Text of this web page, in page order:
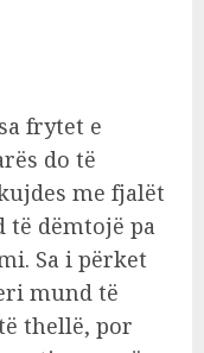
frytet e
do të
me fjalët
të dëmtojë pa
Sa i përket
mund të
thellë, por